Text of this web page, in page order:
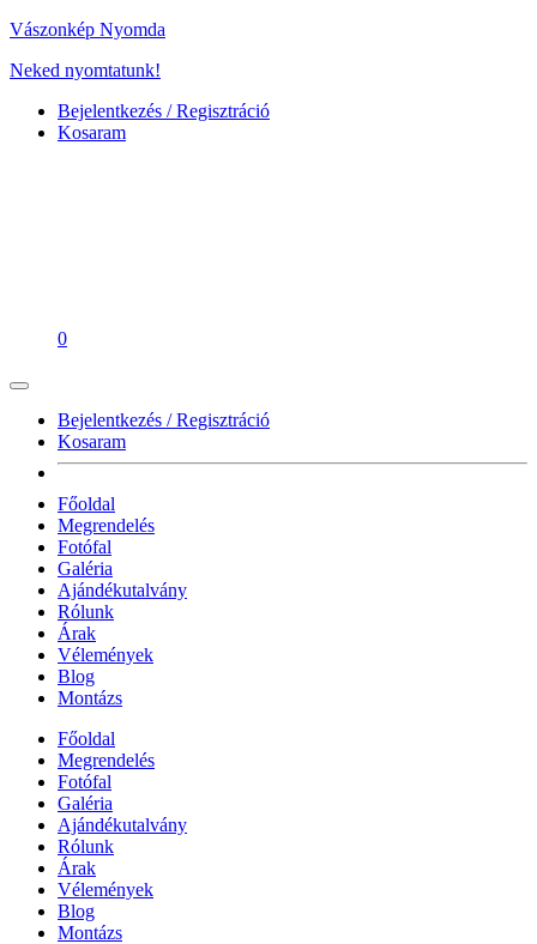
Vászonkép Nyomda
Neked nyomtatunk!
Bejelentkezés / Regisztráció
Kosaram
0
Bejelentkezés / Regisztráció
Kosaram
Főoldal
Megrendelés
Fotófal
Galéria
Ajándékutalvány
Rólunk
Árak
Vélemények
Blog
Montázs
Főoldal
Megrendelés
Fotófal
Galéria
Ajándékutalvány
Rólunk
Árak
Vélemények
Blog
Montázs